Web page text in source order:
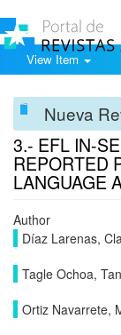
View Item
Nueva
3.- EFL IN-
REPORTED
LANGUAGE
Author
Díaz Larenas,
Tagle Ochoa,
Ortiz Navarrete,